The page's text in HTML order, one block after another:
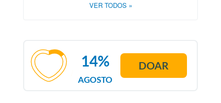
VER TODOS »
AGOSTO
14% DOAR